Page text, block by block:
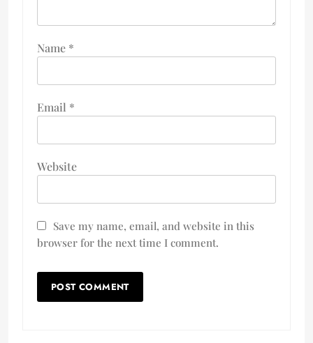
Name *
Email *
Website
Save my name, email, and website in this
browser for the next time I comment.